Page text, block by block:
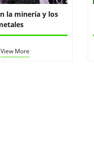
la minería y los
View More